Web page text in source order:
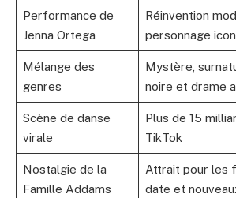
Performance de
Jenna Ortega
Réinvention
personnage
Mélange des
genres
Mystère,
noire et drame
Scène de danse
virale
Plus de 15
TikTok
Nostalgie de la
Famille Addams
Attrait pour les
date et